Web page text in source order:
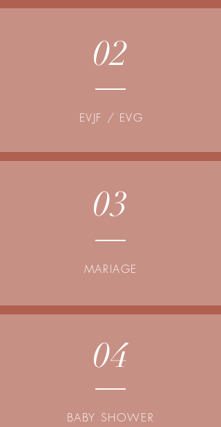
02
EVJF / EVG
03
MARIAGE
04
BABY SHOWER